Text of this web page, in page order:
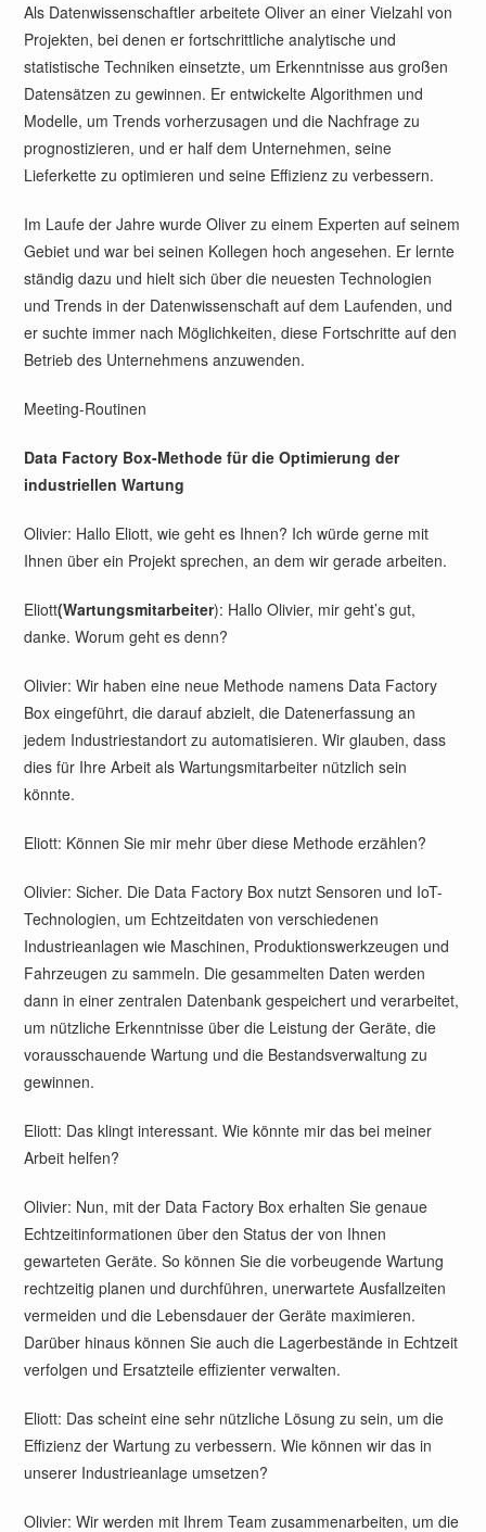
Als Datenwissenschaftler arbeitete Oliver an einer Vielzahl von
Projekten, bei denen er fortschrittliche analytische und
statistische Techniken einsetzte, um Erkenntnisse aus großen
Datensätzen zu gewinnen. Er entwickelte Algorithmen und
Modelle, um Trends vorherzusagen und die Nachfrage zu
prognostizieren, und er half dem Unternehmen, seine
Lieferkette zu optimieren und seine Effizienz zu verbessern.
Im Laufe der Jahre wurde Oliver zu einem Experten auf seinem
Gebiet und war bei seinen Kollegen hoch angesehen. Er lernte
ständig dazu und hielt sich über die neuesten Technologien
und Trends in der Datenwissenschaft auf dem Laufenden, und
er suchte immer nach Möglichkeiten, diese Fortschritte auf den
Betrieb des Unternehmens anzuwenden.
Meeting-Routinen
Data Factory Box-Methode für die Optimierung der
industriellen Wartung
Olivier: Hallo Eliott, wie geht es Ihnen? Ich würde gerne mit
Ihnen über ein Projekt sprechen, an dem wir gerade arbeiten.
Eliott(Wartungsmitarbeiter): Hallo Olivier, mir geht’s gut,
danke. Worum geht es denn?
Olivier: Wir haben eine neue Methode namens Data Factory
Box eingeführt, die darauf abzielt, die Datenerfassung an
jedem Industriestandort zu automatisieren. Wir glauben, dass
dies für Ihre Arbeit als Wartungsmitarbeiter nützlich sein
könnte.
Eliott: Können Sie mir mehr über diese Methode erzählen?
Olivier: Sicher. Die Data Factory Box nutzt Sensoren und IoT-
Technologien, um Echtzeitdaten von verschiedenen
Industrieanlagen wie Maschinen, Produktionswerkzeugen und
Fahrzeugen zu sammeln. Die gesammelten Daten werden
dann in einer zentralen Datenbank gespeichert und verarbeitet,
um nützliche Erkenntnisse über die Leistung der Geräte, die
vorausschauende Wartung und die Bestandsverwaltung zu
gewinnen.
Eliott: Das klingt interessant. Wie könnte mir das bei meiner
Arbeit helfen?
Olivier: Nun, mit der Data Factory Box erhalten Sie genaue
Echtzeitinformationen über den Status der von Ihnen
gewarteten Geräte. So können Sie die vorbeugende Wartung
rechtzeitig planen und durchführen, unerwartete Ausfallzeiten
vermeiden und die Lebensdauer der Geräte maximieren.
Darüber hinaus können Sie auch die Lagerbestände in Echtzeit
verfolgen und Ersatzteile effizienter verwalten.
Eliott: Das scheint eine sehr nützliche Lösung zu sein, um die
Effizienz der Wartung zu verbessern. Wie können wir das in
unserer Industrieanlage umsetzen?
Olivier: Wir werden mit Ihrem Team zusammenarbeiten, um die